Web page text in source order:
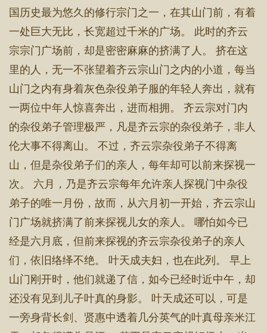
国历史最为悠久的修行宗门之一，在其山门前，有着
一处巨大无比，长宽超过千米的广场。 此时的齐云
宗宗门广场前，却是密密麻麻的挤满了人。 挤在这
里的人，无一不张望着齐云宗山门之内的小道，每当
山门之内有身着灰色杂役弟子服的年轻人奔出，就有
一两位中年人惊喜奔出，进而相拥。 齐云宗对门内
的杂役弟子管理极严，凡是齐云宗的杂役弟子，非人
伦大事不得离山。 不过，齐云宗杂役弟子不得离
山，但是杂役弟子们的亲人，每年却可以前来探视一
次。 六月，乃是齐云宗每年允许亲人探视门中杂役
弟子的唯一月份，故而，从六月初一开始，齐云宗山
门广场就挤满了前来探视儿女的亲人。 哪怕如今已
经是六月底，但前来探视的齐云宗杂役弟子的亲人
们，依旧络绎不绝。 叶天成夫妇，也在此列。 早上
山门刚开时，他们就递了信，如今已经时近中午，却
还没有见到儿子叶真的身影。 叶天成还可以，可是
一旁身背长剑、贤惠中透着几分英气的叶真母亲米江